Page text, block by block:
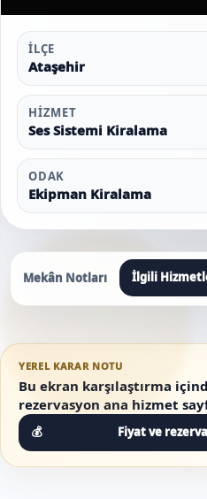
İLÇE
Ataşehir
HIZMET
Ses Sistemi Kiralama
ODAK
Ekipman Kiralama
Mekân Notları İlgili
YEREL KARAR NOTU
Bu ekran karşılaştırma
rezervasyon ana hizmet
Fiyat ve